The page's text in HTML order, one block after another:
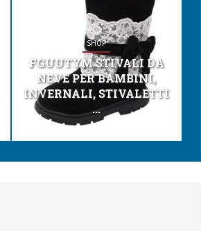
SHOP
FGUUTYM STIVALI DA
NEVE PER BAMBINI,
INVERNALI, STIVALETTI
...